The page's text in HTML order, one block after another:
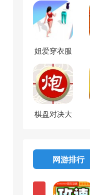
姐爱穿衣服
棋盘对决大
网游排行